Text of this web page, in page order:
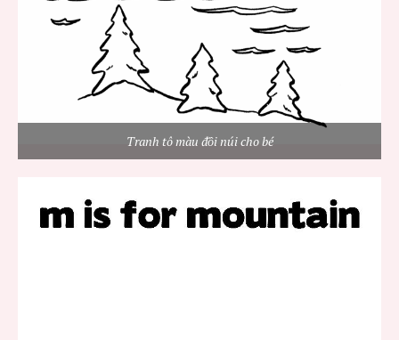
Tranh tô màu đồi núi cho bé